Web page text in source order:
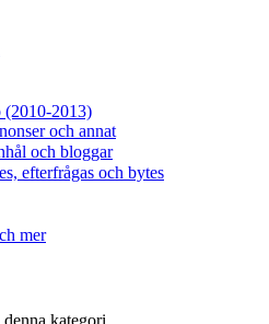
2013)
och annat
och bloggar
efterfrågas och bytes
mer
kategori